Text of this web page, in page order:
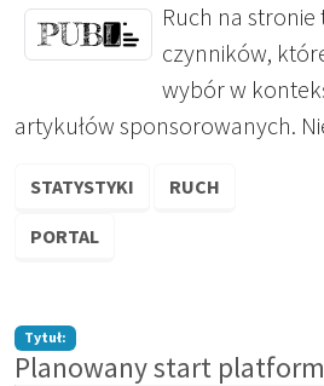
Ruch na
czynników,
wybór w
artykułów sponsorowanych.
STATYSTYKI RUCH
PORTAL
Tytuł:
Planowany start